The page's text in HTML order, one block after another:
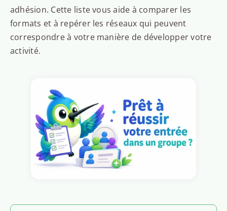
adhésion. Cette liste vous aide à comparer les
formats et à repérer les réseaux qui peuvent
correspondre à votre manière de développer votre
activité.